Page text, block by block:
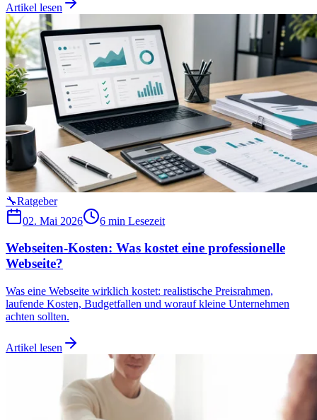
Artikel lesen
🔧Ratgeber
02. Mai 2026
6 min Lesezeit
Webseiten-Kosten: Was kostet eine professionelle
Webseite?
Was eine Webseite wirklich kostet: realistische Preisrahmen,
laufende Kosten, Budgetfallen und worauf kleine Unternehmen
achten sollten.
Artikel lesen